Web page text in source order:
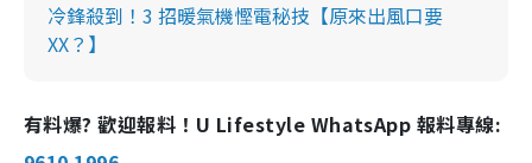
冷鋒殺到！3 招暖氣機慳電秘技【原來出風口要
XX？】
有料爆? 歡迎報料！U Lifestyle WhatsApp 報料專線: